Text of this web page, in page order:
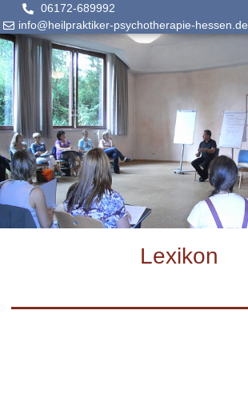
06172-689992
info@heilpraktiker-psychotherapie-hessen.de
Lexikon